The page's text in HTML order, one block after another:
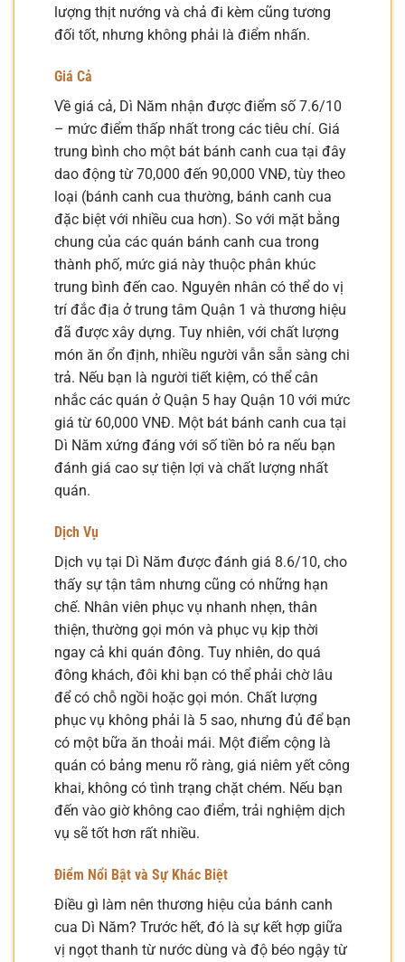
lượng thịt nướng và chả đi kèm cũng tương
đối tốt, nhưng không phải là điểm nhấn.
Giá Cả
Về giá cả, Dì Năm nhận được điểm số 7.6/10
– mức điểm thấp nhất trong các tiêu chí. Giá
trung bình cho một bát bánh canh cua tại đây
dao động từ 70,000 đến 90,000 VNĐ, tùy theo
loại (bánh canh cua thường, bánh canh cua
đặc biệt với nhiều cua hơn). So với mặt bằng
chung của các quán bánh canh cua trong
thành phố, mức giá này thuộc phân khúc
trung bình đến cao. Nguyên nhân có thể do vị
trí đắc địa ở trung tâm Quận 1 và thương hiệu
đã được xây dựng. Tuy nhiên, với chất lượng
món ăn ổn định, nhiều người vẫn sẵn sàng chi
trả. Nếu bạn là người tiết kiệm, có thể cân
nhắc các quán ở Quận 5 hay Quận 10 với mức
giá từ 60,000 VNĐ. Một bát bánh canh cua tại
Dì Năm xứng đáng với số tiền bỏ ra nếu bạn
đánh giá cao sự tiện lợi và chất lượng nhất
quán.
Dịch Vụ
Dịch vụ tại Dì Năm được đánh giá 8.6/10, cho
thấy sự tận tâm nhưng cũng có những hạn
chế. Nhân viên phục vụ nhanh nhẹn, thân
thiện, thường gọi món và phục vụ kịp thời
ngay cả khi quán đông. Tuy nhiên, do quá
đông khách, đôi khi bạn có thể phải chờ lâu
để có chỗ ngồi hoặc gọi món. Chất lượng
phục vụ không phải là 5 sao, nhưng đủ để bạn
có một bữa ăn thoải mái. Một điểm cộng là
quán có bảng menu rõ ràng, giá niêm yết công
khai, không có tình trạng chặt chém. Nếu bạn
đến vào giờ không cao điểm, trải nghiệm dịch
vụ sẽ tốt hơn rất nhiều.
Điểm Nổi Bật và Sự Khác Biệt
Điều gì làm nên thương hiệu của bánh canh
cua Dì Năm? Trước hết, đó là sự kết hợp giữa
vị ngọt thanh từ nước dùng và độ béo ngậy từ